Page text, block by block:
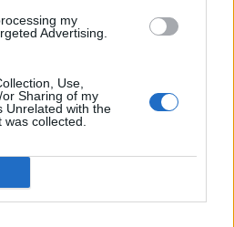
my
Advertising.
Use,
Sharing of my
Unrelated with the
collected.
a gázolaj